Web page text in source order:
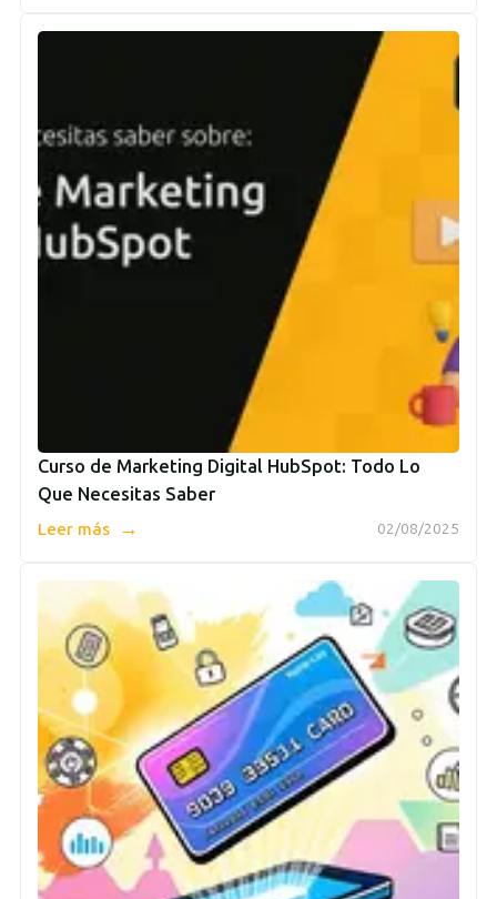
Curso de Marketing Digital HubSpot: Todo Lo
Que Necesitas Saber
02/08/2025
Leer más →